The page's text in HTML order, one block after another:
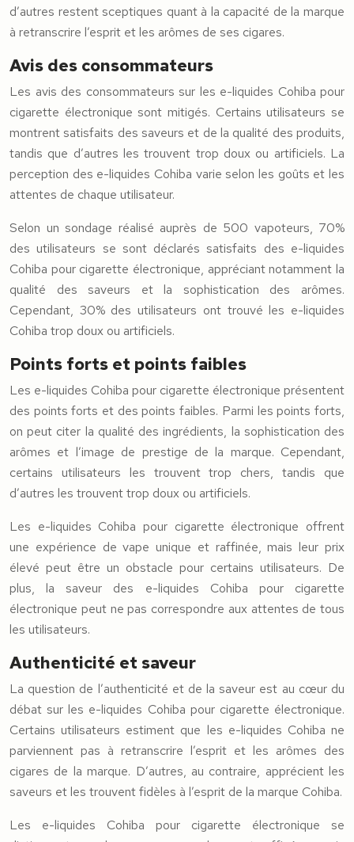
d’autres restent sceptiques quant à la capacité de la marque
à retranscrire l’esprit et les arômes de ses cigares.
Avis des consommateurs
Les avis des consommateurs sur les e-liquides Cohiba pour
cigarette électronique sont mitigés. Certains utilisateurs se
montrent satisfaits des saveurs et de la qualité des produits,
tandis que d’autres les trouvent trop doux ou artificiels. La
perception des e-liquides Cohiba varie selon les goûts et les
attentes de chaque utilisateur.
Selon un sondage réalisé auprès de 500 vapoteurs, 70%
des utilisateurs se sont déclarés satisfaits des e-liquides
Cohiba pour cigarette électronique, appréciant notamment la
qualité des saveurs et la sophistication des arômes.
Cependant, 30% des utilisateurs ont trouvé les e-liquides
Cohiba trop doux ou artificiels.
Points forts et points faibles
Les e-liquides Cohiba pour cigarette électronique présentent
des points forts et des points faibles. Parmi les points forts,
on peut citer la qualité des ingrédients, la sophistication des
arômes et l’image de prestige de la marque. Cependant,
certains utilisateurs les trouvent trop chers, tandis que
d’autres les trouvent trop doux ou artificiels.
Les e-liquides Cohiba pour cigarette électronique offrent
une expérience de vape unique et raffinée, mais leur prix
élevé peut être un obstacle pour certains utilisateurs. De
plus, la saveur des e-liquides Cohiba pour cigarette
électronique peut ne pas correspondre aux attentes de tous
les utilisateurs.
Authenticité et saveur
La question de l’authenticité et de la saveur est au cœur du
débat sur les e-liquides Cohiba pour cigarette électronique.
Certains utilisateurs estiment que les e-liquides Cohiba ne
parviennent pas à retranscrire l’esprit et les arômes des
cigares de la marque. D’autres, au contraire, apprécient les
saveurs et les trouvent fidèles à l’esprit de la marque Cohiba.
Les e-liquides Cohiba pour cigarette électronique se